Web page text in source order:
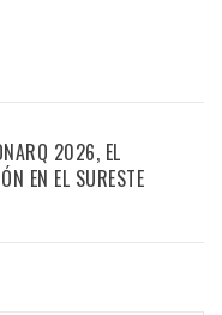
2026, EL
EN EL SURESTE